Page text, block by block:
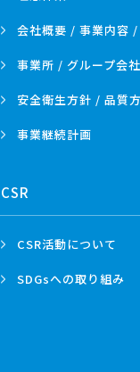
会社概要 / 事業内容 /
事業所 / グループ会社
安全衛生方針 / 品質
事業継続計画
CSR
CSR活動について
SDGsへの取り組み